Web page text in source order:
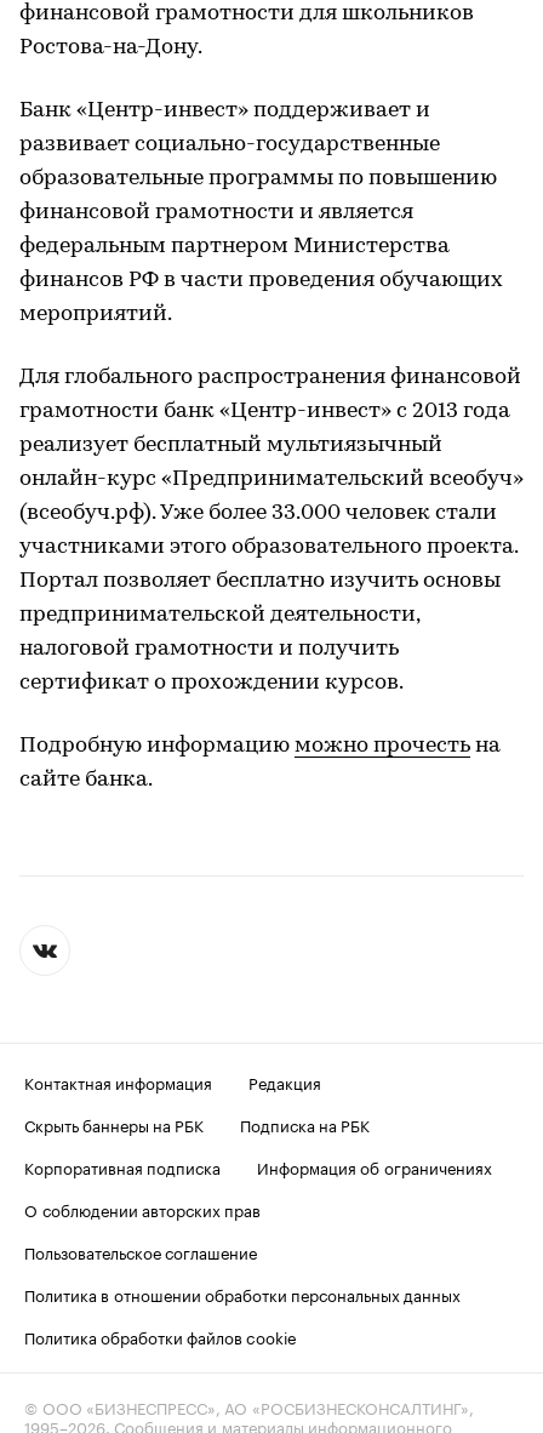
финансовой грамотности для школьников
Ростова-на-Дону.
Банк «Центр-инвест» поддерживает и
развивает социально-государственные
образовательные программы по повышению
финансовой грамотности и является
федеральным партнером Министерства
финансов РФ в части проведения обучающих
мероприятий.
Для глобального распространения финансовой
грамотности банк «Центр-инвест» с 2013 года
реализует бесплатный мультиязычный
онлайн-курс «Предпринимательский всеобуч»
(всеобуч.рф). Уже более 33.000 человек стали
участниками этого образовательного проекта.
Портал позволяет бесплатно изучить основы
предпринимательской деятельности,
налоговой грамотности и получить
сертификат о прохождении курсов.
Подробную информацию можно прочесть на
сайте банка.
Контактная информация
Редакция
Скрыть баннеры на РБК
Подписка на РБК
Корпоративная подписка
Информация об ограничениях
О соблюдении авторских прав
Пользовательское соглашение
Политика в отношении обработки персональных данных
Политика обработки файлов cookie
© ООО «БИЗНЕСПРЕСС», АО «РОСБИЗНЕСКОНСАЛТИНГ»,
1995–2026. Сообщения и материалы информационного